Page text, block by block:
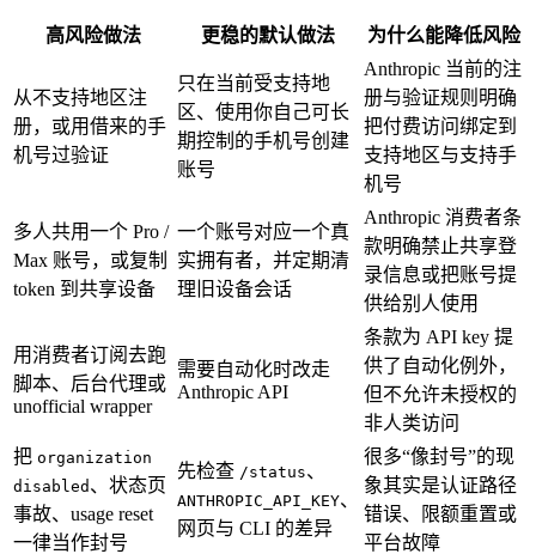
高风险做法 更稳的默认做法 为什么能降低风险
从不支持地区注
册，或用借来的手
机号过验证
只在当前受支持地
区、使用你自己可长
期控制的手机号创建
账号
Anthropic 当前的注
册与验证规则明确
把付费访问绑定到
支持地区与支持手
机号
多人共用一个 Pro /
Max 账号，或复制
token 到共享设备
一个账号对应一个真
实拥有者，并定期清
理旧设备会话
Anthropic 消费者条
款明确禁止共享登
录信息或把账号提
供给别人使用
用消费者订阅去跑
脚本、后台代理或
unofficial wrapper
需要自动化时改走
Anthropic API
条款为 API key 提
供了自动化例外，
但不允许未授权的
非人类访问
把 organization
disabled 、状态页
事故、usage reset
一律当作封号
先检查 /status、
ANTHROPIC_API_KEY、
网页与 CLI 的差异
很多“像封号”的现
象其实是认证路径
错误、限额重置或
平台故障